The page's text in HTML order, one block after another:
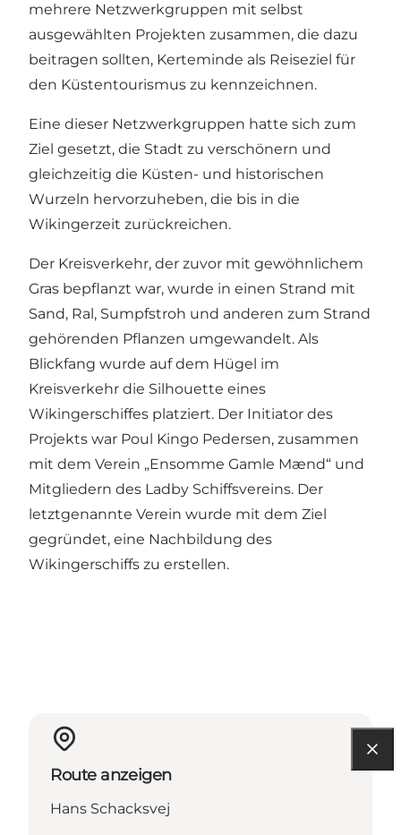
mehrere Netzwerkgruppen mit selbst
ausgewählten Projekten zusammen, die dazu
beitragen sollten, Kerteminde als Reiseziel für
den Küstentourismus zu kennzeichnen.
Eine dieser Netzwerkgruppen hatte sich zum
Ziel gesetzt, die Stadt zu verschönern und
gleichzeitig die Küsten- und historischen
Wurzeln hervorzuheben, die bis in die
Wikingerzeit zurückreichen.
Der Kreisverkehr, der zuvor mit gewöhnlichem
Gras bepflanzt war, wurde in einen Strand mit
Sand, Ral, Sumpfstroh und anderen zum Strand
gehörenden Pflanzen umgewandelt. Als
Blickfang wurde auf dem Hügel im
Kreisverkehr die Silhouette eines
Wikingerschiffes platziert. Der Initiator des
Projekts war Poul Kingo Pedersen, zusammen
mit dem Verein „Ensomme Gamle Mænd“ und
Mitgliedern des Ladby Schiffsvereins. Der
letztgenannte Verein wurde mit dem Ziel
gegründet, eine Nachbildung des
Wikingerschiffs zu erstellen.
Route anzeigen
Hans Schacksvej